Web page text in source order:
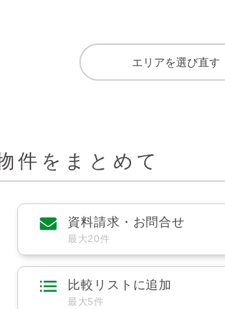
エリアを選び直す
件をまとめて
資料請求・お問合せ
最大20件
比較リストに追加
最大5件